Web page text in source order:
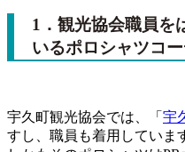
1．観光協会職員を
いるポロシャツコー
宇久町観光協会では、「 宇
すし、職員も着用していま